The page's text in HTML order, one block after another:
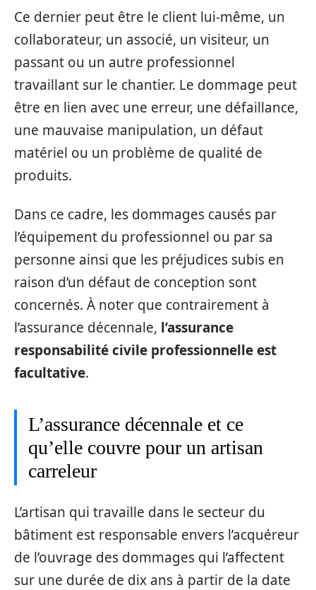
Ce dernier peut être le client lui-même, un
collaborateur, un associé, un visiteur, un
passant ou un autre professionnel
travaillant sur le chantier. Le dommage peut
être en lien avec une erreur, une défaillance,
une mauvaise manipulation, un défaut
matériel ou un problème de qualité de
produits.
Dans ce cadre, les dommages causés par
l’équipement du professionnel ou par sa
personne ainsi que les préjudices subis en
raison d’un défaut de conception sont
concernés. À noter que contrairement à
l’assurance décennale, l’assurance
responsabilité civile professionnelle est
facultative.
L’assurance décennale et ce
qu’elle couvre pour un artisan
carreleur
L’artisan qui travaille dans le secteur du
bâtiment est responsable envers l’acquéreur
de l’ouvrage des dommages qui l’affectent
sur une durée de dix ans à partir de la date